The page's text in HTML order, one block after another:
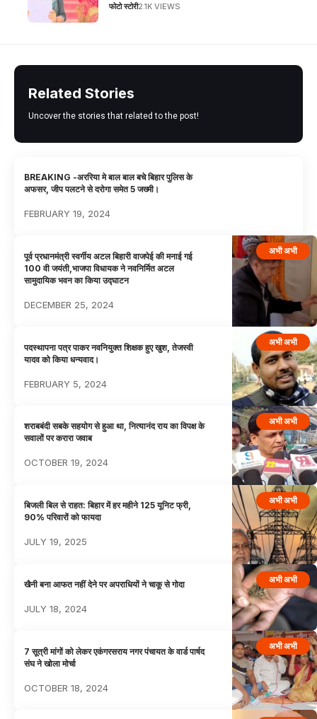
फोटो स्टोरी2.1K VIEWS
Related Stories
Uncover the stories that related to the post!
BREAKING -अररिया मे बाल बाल बचे बिहार पुलिस के
अफसर, जीप पलटने से दरोगा समेत 5 जख्मी।
FEBRUARY 19, 2024
अभी अभी
पूर्व प्रधानमंत्री स्वर्गीय अटल बिहारी वाजपेई की मनाई गई
100 वी जयंती,भाजपा विधायक ने नवनिर्मित अटल
सामुदायिक भवन का किया उद्घाटन
DECEMBER 25, 2024
अभी अभी
पदस्थापना पत्र पाकर नवनियुक्त शिक्षक हुए खुश, तेजस्वी
यादव को किया धन्यवाद।
FEBRUARY 5, 2024
अभी अभी
शराबबंदी सबके सहयोग से हुआ था, नित्यानंद राय का विपक्ष के
सवालों पर करारा जवाब
OCTOBER 19, 2024
अभी अभी
बिजली बिल से राहत: बिहार में हर महीने 125 यूनिट फ्री,
90% परिवारों को फायदा
JULY 19, 2025
अभी अभी
खैनी बना आफत नहीं देने पर अपराधियों ने चाकू से गोदा
JULY 18, 2024
अभी अभी
7 सूत्री मांगों को लेकर एकंगरसराय नगर पंचायत के वार्ड पार्षद
संघ ने खोला मोर्चा
OCTOBER 18, 2024